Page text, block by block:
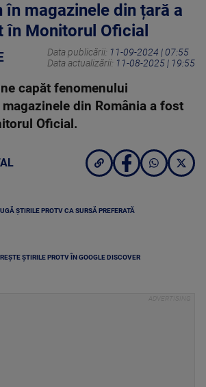
magazinele din țară a
Monitorul Oficial
Data publicării: 11-09-2024 | 07:55
Data actualizării: 11-08-2025 | 19:55
capăt fenomenului
din România a fost
Oficial.
ȘTIRILE PROTV CA SURSĂ PREFERATĂ
ȘTIRILE PROTV ÎN GOOGLE DISCOVER